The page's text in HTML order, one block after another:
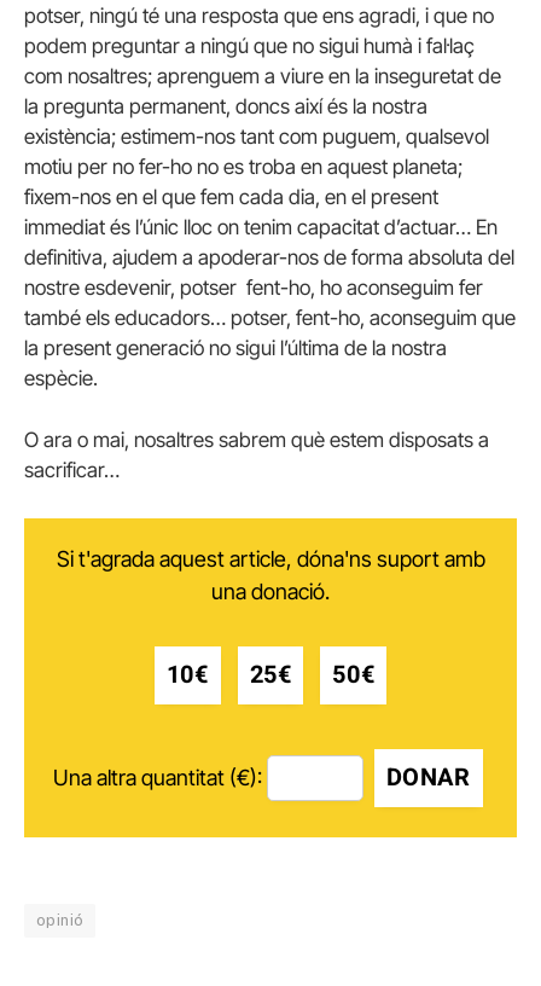
potser, ningú té una resposta que ens agradi, i que no
podem preguntar a ningú que no sigui humà i fal·laç
com nosaltres; aprenguem a viure en la inseguretat de
la pregunta permanent, doncs així és la nostra
existència; estimem-nos tant com puguem, qualsevol
motiu per no fer-ho no es troba en aquest planeta;
fixem-nos en el que fem cada dia, en el present
immediat és l’únic lloc on tenim capacitat d’actuar… En
definitiva, ajudem a apoderar-nos de forma absoluta del
nostre esdevenir, potser fent-ho, ho aconseguim fer
també els educadors… potser, fent-ho, aconseguim que
la present generació no sigui l’última de la nostra
espècie.
O ara o mai, nosaltres sabrem què estem disposats a
sacrificar…
Si t'agrada aquest article, dóna'ns suport amb
una donació.
10€ 25€ 50€
Una altra quantitat (€): DONAR
opinió